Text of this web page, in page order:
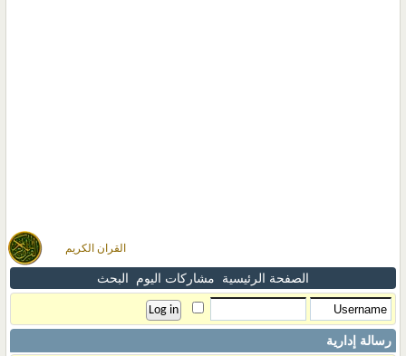
القران الكريم
الصفحة الرئيسية مشاركات اليوم البحث
رسالة إدارية